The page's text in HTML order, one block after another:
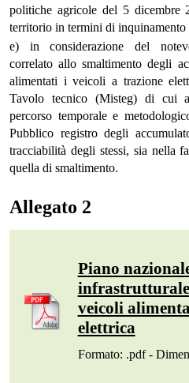
politiche agricole del 5 dicembre
territorio in termini di inquinamento
e) in considerazione del
correlato allo smaltimento degli
alimentati i veicoli a trazione
Tavolo tecnico (Misteg) di cui
percorso temporale e
Pubblico registro degli
tracciabilità degli stessi, sia nella
quella di smaltimento.
Allegato 2
Piano
veicoli
elettrica
Formato: .pdf -